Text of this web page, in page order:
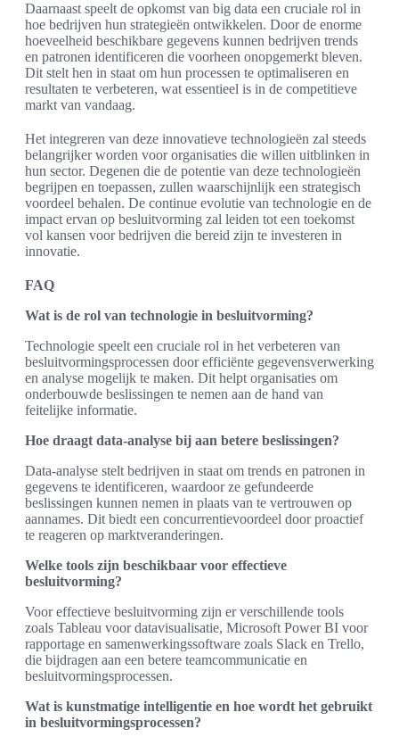
Daarnaast speelt de opkomst van big data een cruciale rol in
hoe bedrijven hun strategieën ontwikkelen. Door de enorme
hoeveelheid beschikbare gegevens kunnen bedrijven trends
en patronen identificeren die voorheen onopgemerkt bleven.
Dit stelt hen in staat om hun processen te optimaliseren en
resultaten te verbeteren, wat essentieel is in de competitieve
markt van vandaag.
Het integreren van deze innovatieve technologieën zal steeds
belangrijker worden voor organisaties die willen uitblinken in
hun sector. Degenen die de potentie van deze technologieën
begrijpen en toepassen, zullen waarschijnlijk een strategisch
voordeel behalen. De continue evolutie van technologie en de
impact ervan op besluitvorming zal leiden tot een toekomst
vol kansen voor bedrijven die bereid zijn te investeren in
innovatie.
FAQ
Wat is de rol van technologie in besluitvorming?
Technologie speelt een cruciale rol in het verbeteren van
besluitvormingsprocessen door efficiënte gegevensverwerking
en analyse mogelijk te maken. Dit helpt organisaties om
onderbouwde beslissingen te nemen aan de hand van
feitelijke informatie.
Hoe draagt data-analyse bij aan betere beslissingen?
Data-analyse stelt bedrijven in staat om trends en patronen in
gegevens te identificeren, waardoor ze gefundeerde
beslissingen kunnen nemen in plaats van te vertrouwen op
aannames. Dit biedt een concurrentievoordeel door proactief
te reageren op marktveranderingen.
Welke tools zijn beschikbaar voor effectieve
besluitvorming?
Voor effectieve besluitvorming zijn er verschillende tools
zoals Tableau voor datavisualisatie, Microsoft Power BI voor
rapportage en samenwerkingssoftware zoals Slack en Trello,
die bijdragen aan een betere teamcommunicatie en
besluitvormingsprocessen.
Wat is kunstmatige intelligentie en hoe wordt het gebruikt
in besluitvormingsprocessen?